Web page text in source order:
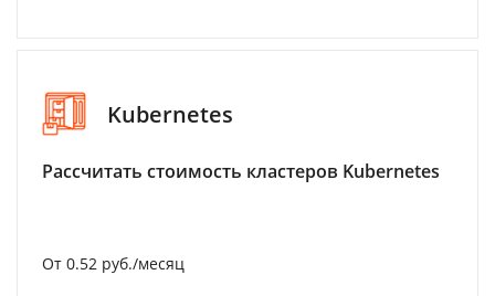
Kubernetes
Рассчитать стоимость кластеров Kubernetes
От 0.52 руб./месяц